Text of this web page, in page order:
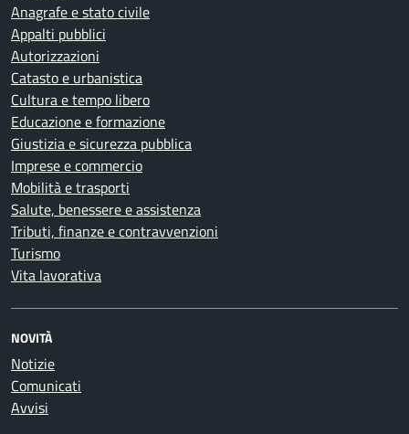
Anagrafe e stato civile
Appalti pubblici
Autorizzazioni
Catasto e urbanistica
Cultura e tempo libero
Educazione e formazione
Giustizia e sicurezza pubblica
Imprese e commercio
Mobilità e trasporti
Salute, benessere e assistenza
Tributi, finanze e contravvenzioni
Turismo
Vita lavorativa
NOVITÀ
Notizie
Comunicati
Avvisi